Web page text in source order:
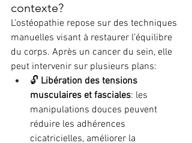
contexte?
L’ostéopathie repose sur des techniques
manuelles visant à restaurer l’équilibre
du corps. Après un cancer du sein, elle
peut intervenir sur plusieurs plans:
🔓 Libération des tensions
musculaires et fasciales: les
manipulations douces peuvent
réduire les adhérences
cicatricielles, améliorer la